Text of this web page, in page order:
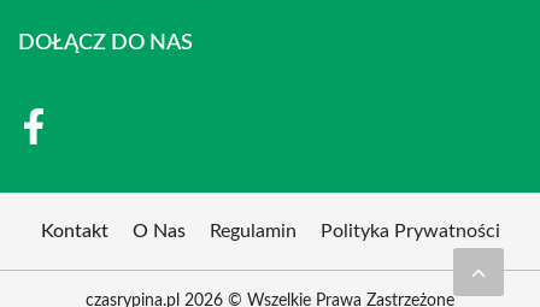
DOŁĄCZ DO NAS
Kontakt O Nas Regulamin Polityka Prywatności
czasrypina.pl 2026 © Wszelkie Prawa Zastrzeżone